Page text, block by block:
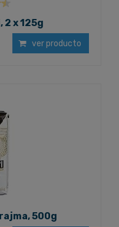
x 125g
ver producto
500g